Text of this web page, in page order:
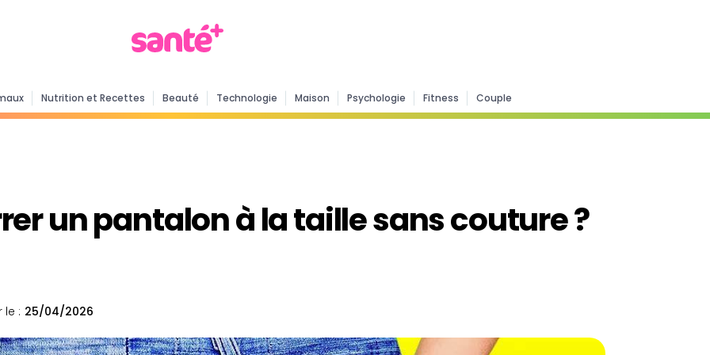
Nutrition et Recettes Beauté Technologie Maison Psychologie Fitness Couple
un pantalon à la taille sans couture ?
le : 25/04/2026